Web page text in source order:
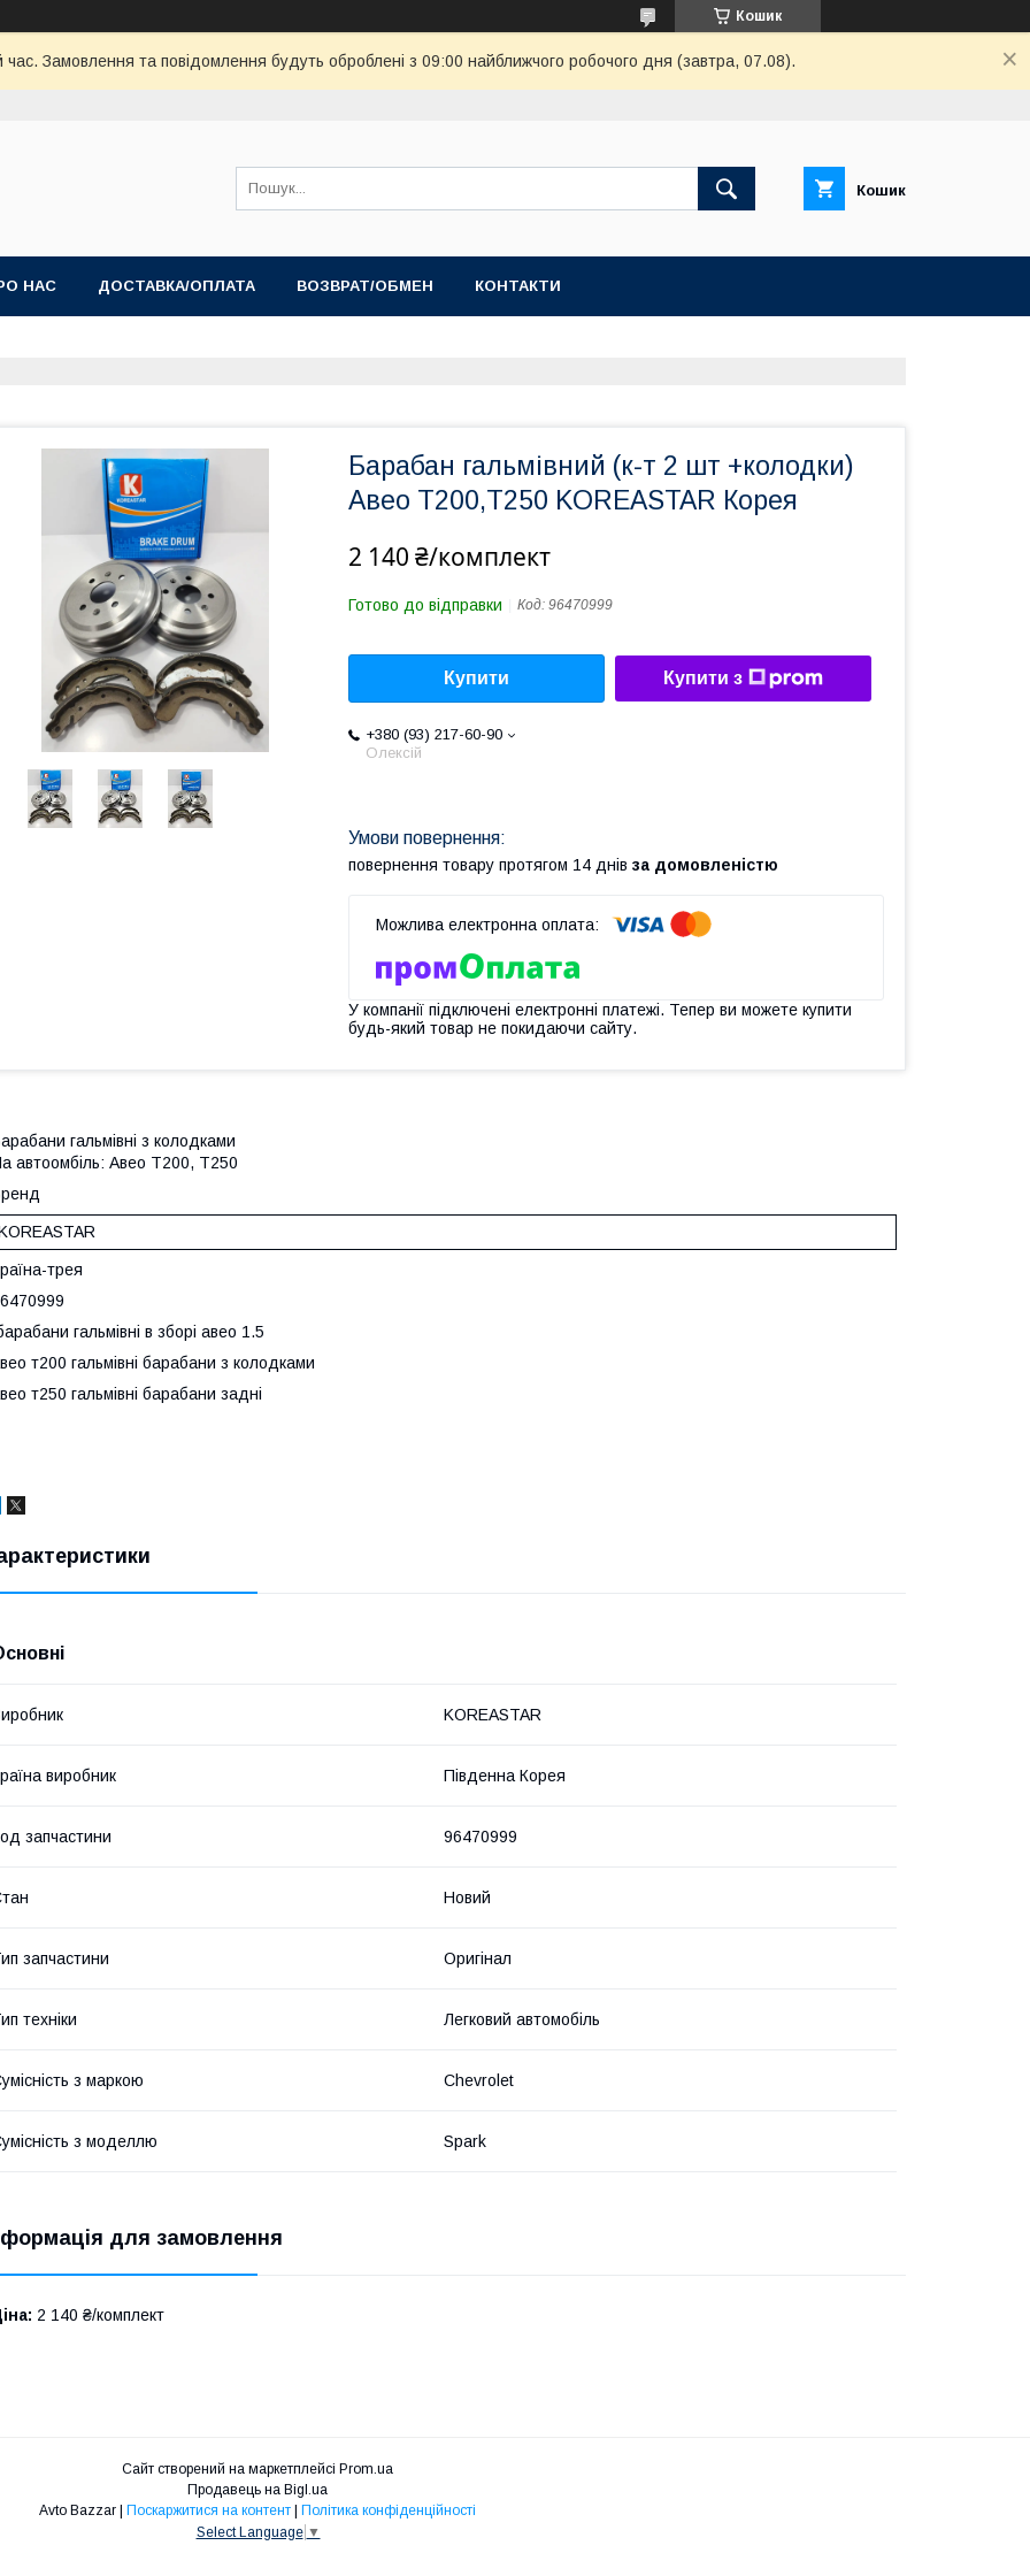
Кошик
час. Замовлення та повідомлення будуть оброблені з 09:00 найближчого робочого дня (завтра, 07.08).
Кошик
НАС ДОСТАВКА/ОПЛАТА ВОЗВРАТ/ОБМЕН КОНТАКТИ
Барабан гальмівний (к-т 2 шт +колодки)
Авео Т200,Т250 KOREASTAR Корея
2 140 ₴/комплект
Готово до відправки Код: 96470999
Купити Купити з
+380 (93) 217-60-90
Олексій
повернення товару протягом 14 днів за домовленістю
У компанії підключені електронні платежі. Тепер ви можете купити
будь-який товар не покидаючи сайту.
гальмівні з колодками
автоомбіль: Авео Т200, Т250
трея
гальмівні в зборі авео 1.5
т200 гальмівні барабани з колодками
т250 гальмівні барабани задні
KOREASTAR
виробник Південна Корея
запчастини 96470999
Новий
запчастини Оригінал
техніки Легковий автомобіль
з маркою Chevrolet
з моделлю Spark
для замовлення
2 140 ₴/комплект
Сайт створений на маркетплейсі Prom.ua
Продавець на Bigl.ua
Avto Bazzar | Поскаржитися на контент | Політика конфіденційності
Select Language ▼